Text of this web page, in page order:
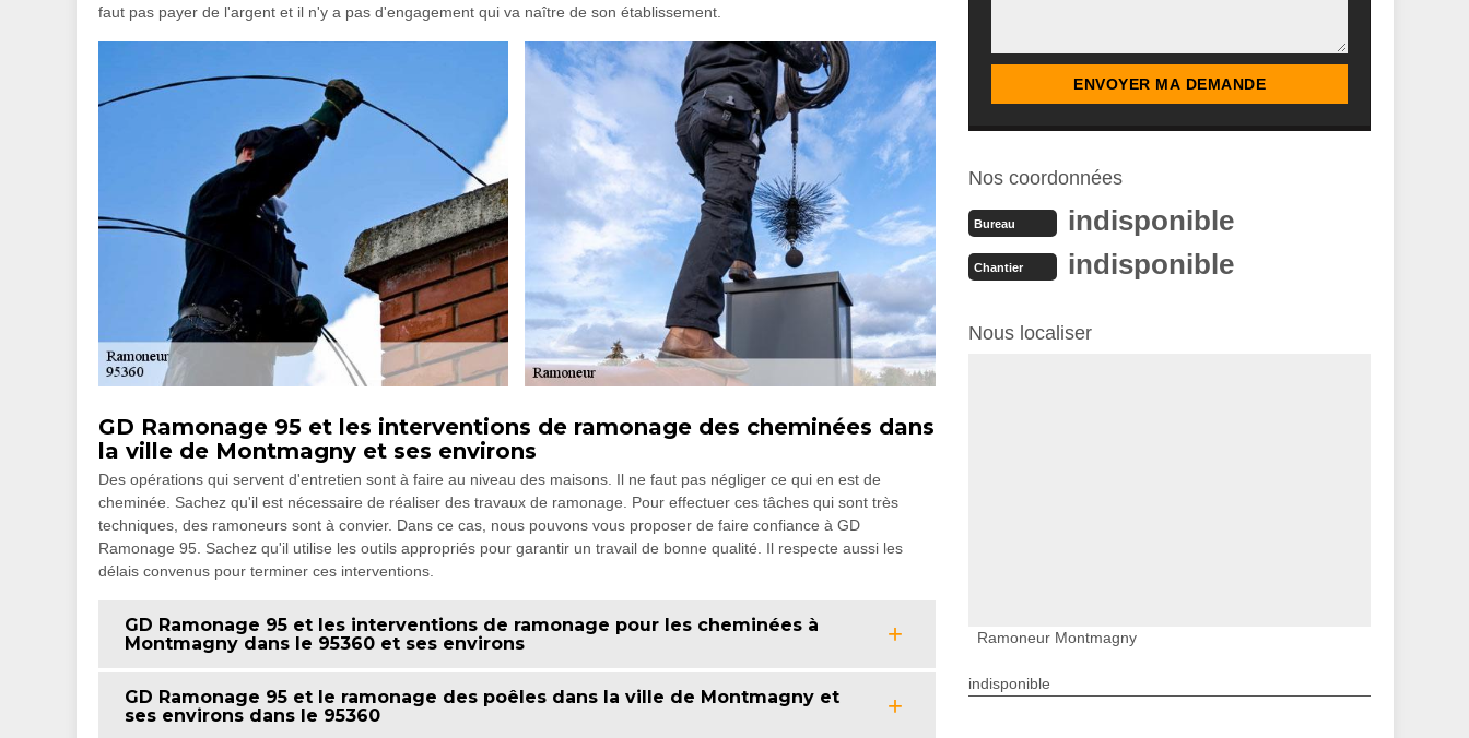
faut pas payer de l'argent et il n'y a pas d'engagement qui va naître de son établissement.
GD Ramonage 95 et les interventions de ramonage des cheminées dans
la ville de Montmagny et ses environs
Des opérations qui servent d'entretien sont à faire au niveau des maisons. Il ne faut pas négliger ce qui en est de
cheminée. Sachez qu'il est nécessaire de réaliser des travaux de ramonage. Pour effectuer ces tâches qui sont très
techniques, des ramoneurs sont à convier. Dans ce cas, nous pouvons vous proposer de faire confiance à GD
Ramonage 95. Sachez qu'il utilise les outils appropriés pour garantir un travail de bonne qualité. Il respecte aussi les
délais convenus pour terminer ces interventions.
GD Ramonage 95 et les interventions de ramonage pour les cheminées à
Montmagny dans le 95360 et ses environs
GD Ramonage 95 et le ramonage des poêles dans la ville de Montmagny et
ses environs dans le 95360
Nos coordonnées
Bureau indisponible
Chantier indisponible
Nous localiser
Ramoneur Montmagny
indisponible